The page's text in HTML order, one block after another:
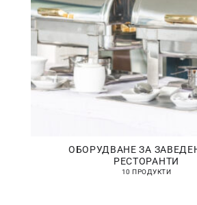
ОБОРУДВАНЕ ЗА
РЕСТОРАНТИ
10 ПРОДУКТИ